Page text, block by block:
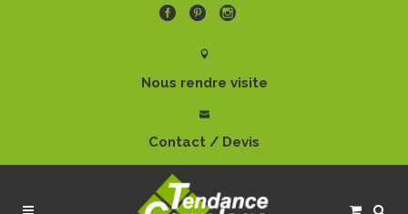
Nous rendre visite
Contact / Devis